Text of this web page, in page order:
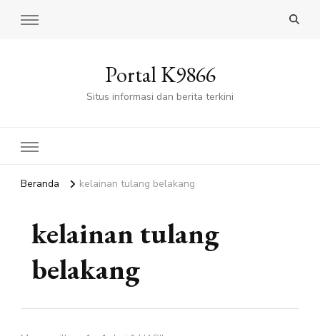
Portal K9866
Situs informasi dan berita terkini
Beranda kelainan tulang belakang
kelainan tulang
belakang